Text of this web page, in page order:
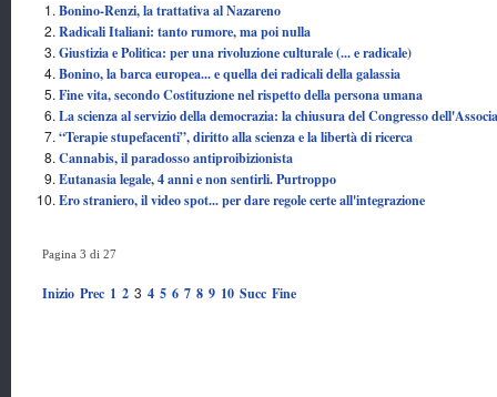
Bonino-Renzi, la trattativa al Nazareno
Radicali Italiani: tanto rumore, ma poi nulla
Giustizia e Politica: per una rivoluzione culturale (... e radicale)
Bonino, la barca europea... e quella dei radicali della galassia
Fine vita, secondo Costituzione nel rispetto della persona umana
La scienza al servizio della democrazia: la chiusura del Congresso
“Terapie stupefacenti”, diritto alla scienza e la libertà di ricerca
Cannabis, il paradosso antiproibizionista
Eutanasia legale, 4 anni e non sentirli. Purtroppo
Ero straniero, il video spot... per dare regole certe all'integrazione
Pagina 3 di 27
Inizio Prec 1 2 3 4 5 6 7 8 9 10 Succ Fine